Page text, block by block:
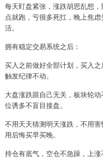
每天盯盘紧张，涨跌胡思乱想
点就跑，亏很多死扛，晚上焦
活。
拥有稳定交易系统之后：
买入之前做好全部计划，买入
触发纪律不动。
大盘涨跌跟自己无关，板块轮
位诱多不盲目接盘。
不用天天猜测明天涨跌，不用
用后悔买早买晚。
持仓有底气，空仓不急躁，上涨